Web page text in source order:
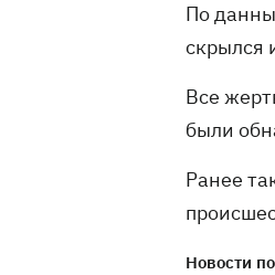
По
скрылся
Все
были
Ранее
Новости